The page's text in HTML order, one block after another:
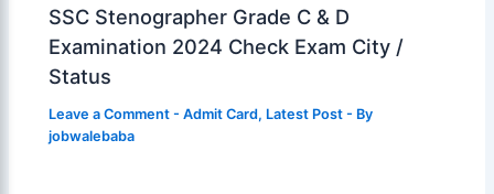
SSC Stenographer Grade C & D
Examination 2024 Check Exam City /
Status
Leave a Comment -Admit Card, Latest Post - By
jobwalebaba